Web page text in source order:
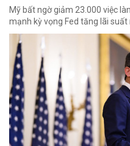
Mỹ bất ngờ giảm 23.000 việc
mạnh kỳ vọng Fed tăng lãi